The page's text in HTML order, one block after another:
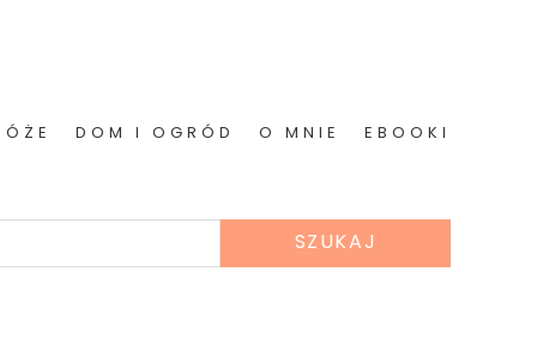
DOM I OGRÓD O MNIE EBOOKI